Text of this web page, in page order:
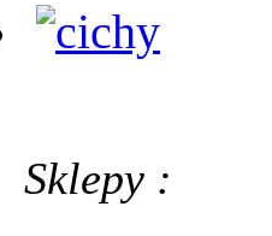
Sklepy :